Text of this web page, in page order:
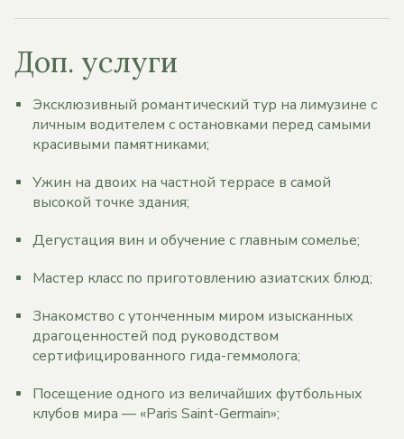
Доп. услуги
Эксклюзивный романтический тур на лимузине с
личным водителем с остановками перед самыми
красивыми памятниками;
Ужин на двоих на частной террасе в самой
высокой точке здания;
Дегустация вин и обучение с главным сомелье;
Мастер класс по приготовлению азиатских блюд;
Знакомство с утонченным миром изысканных
драгоценностей под руководством
сертифицированного гида-геммолога;
Посещение одного из величайших футбольных
клубов мира — «Paris Saint-Germain»;